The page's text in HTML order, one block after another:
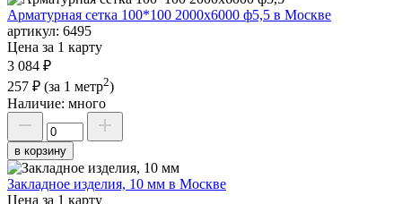
Арматурная сетка 100*100 2000х6000 ф5,5 в Москве
артикул: 6495
Цена за 1 карту
3 084 ₽
257 ₽ (за 1 метр2)
Наличие: много
в корзину
Закладное изделия, 10 мм в Москве
Цена за 1 карту